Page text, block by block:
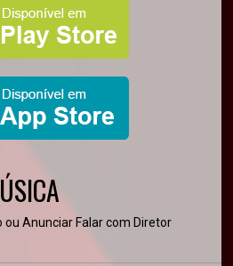
ou Anunciar Falar com Diretor